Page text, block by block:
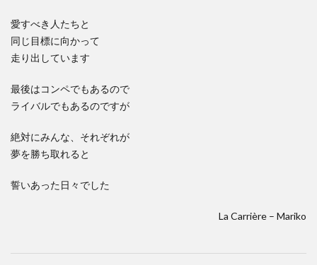
愛すべき人たちと
同じ目標に向かって
走り出しています
最後はコンペでもあるので
ライバルでもあるのですが
絶対にみんな、それぞれが
夢を勝ち取れると
誓いあった日々でした
La Carrière – Mariko